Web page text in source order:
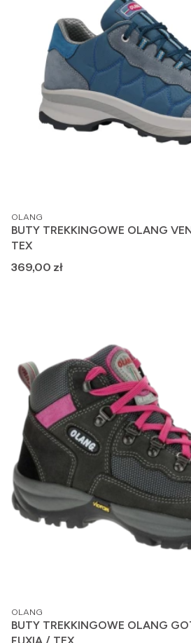
PRODUCENT
OLANG
BUTY TREKKINGOWE OLANG
TEX
Cena
369,00 zł
PRODUCENT
OLANG
BUTY TREKKINGOWE OLANG